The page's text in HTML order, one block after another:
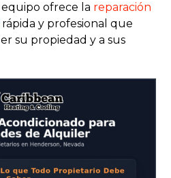
ofrece la reparación
rápida y profesional que
su propiedad y a sus